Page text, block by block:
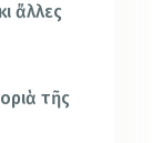
ἄλλες
τῆς